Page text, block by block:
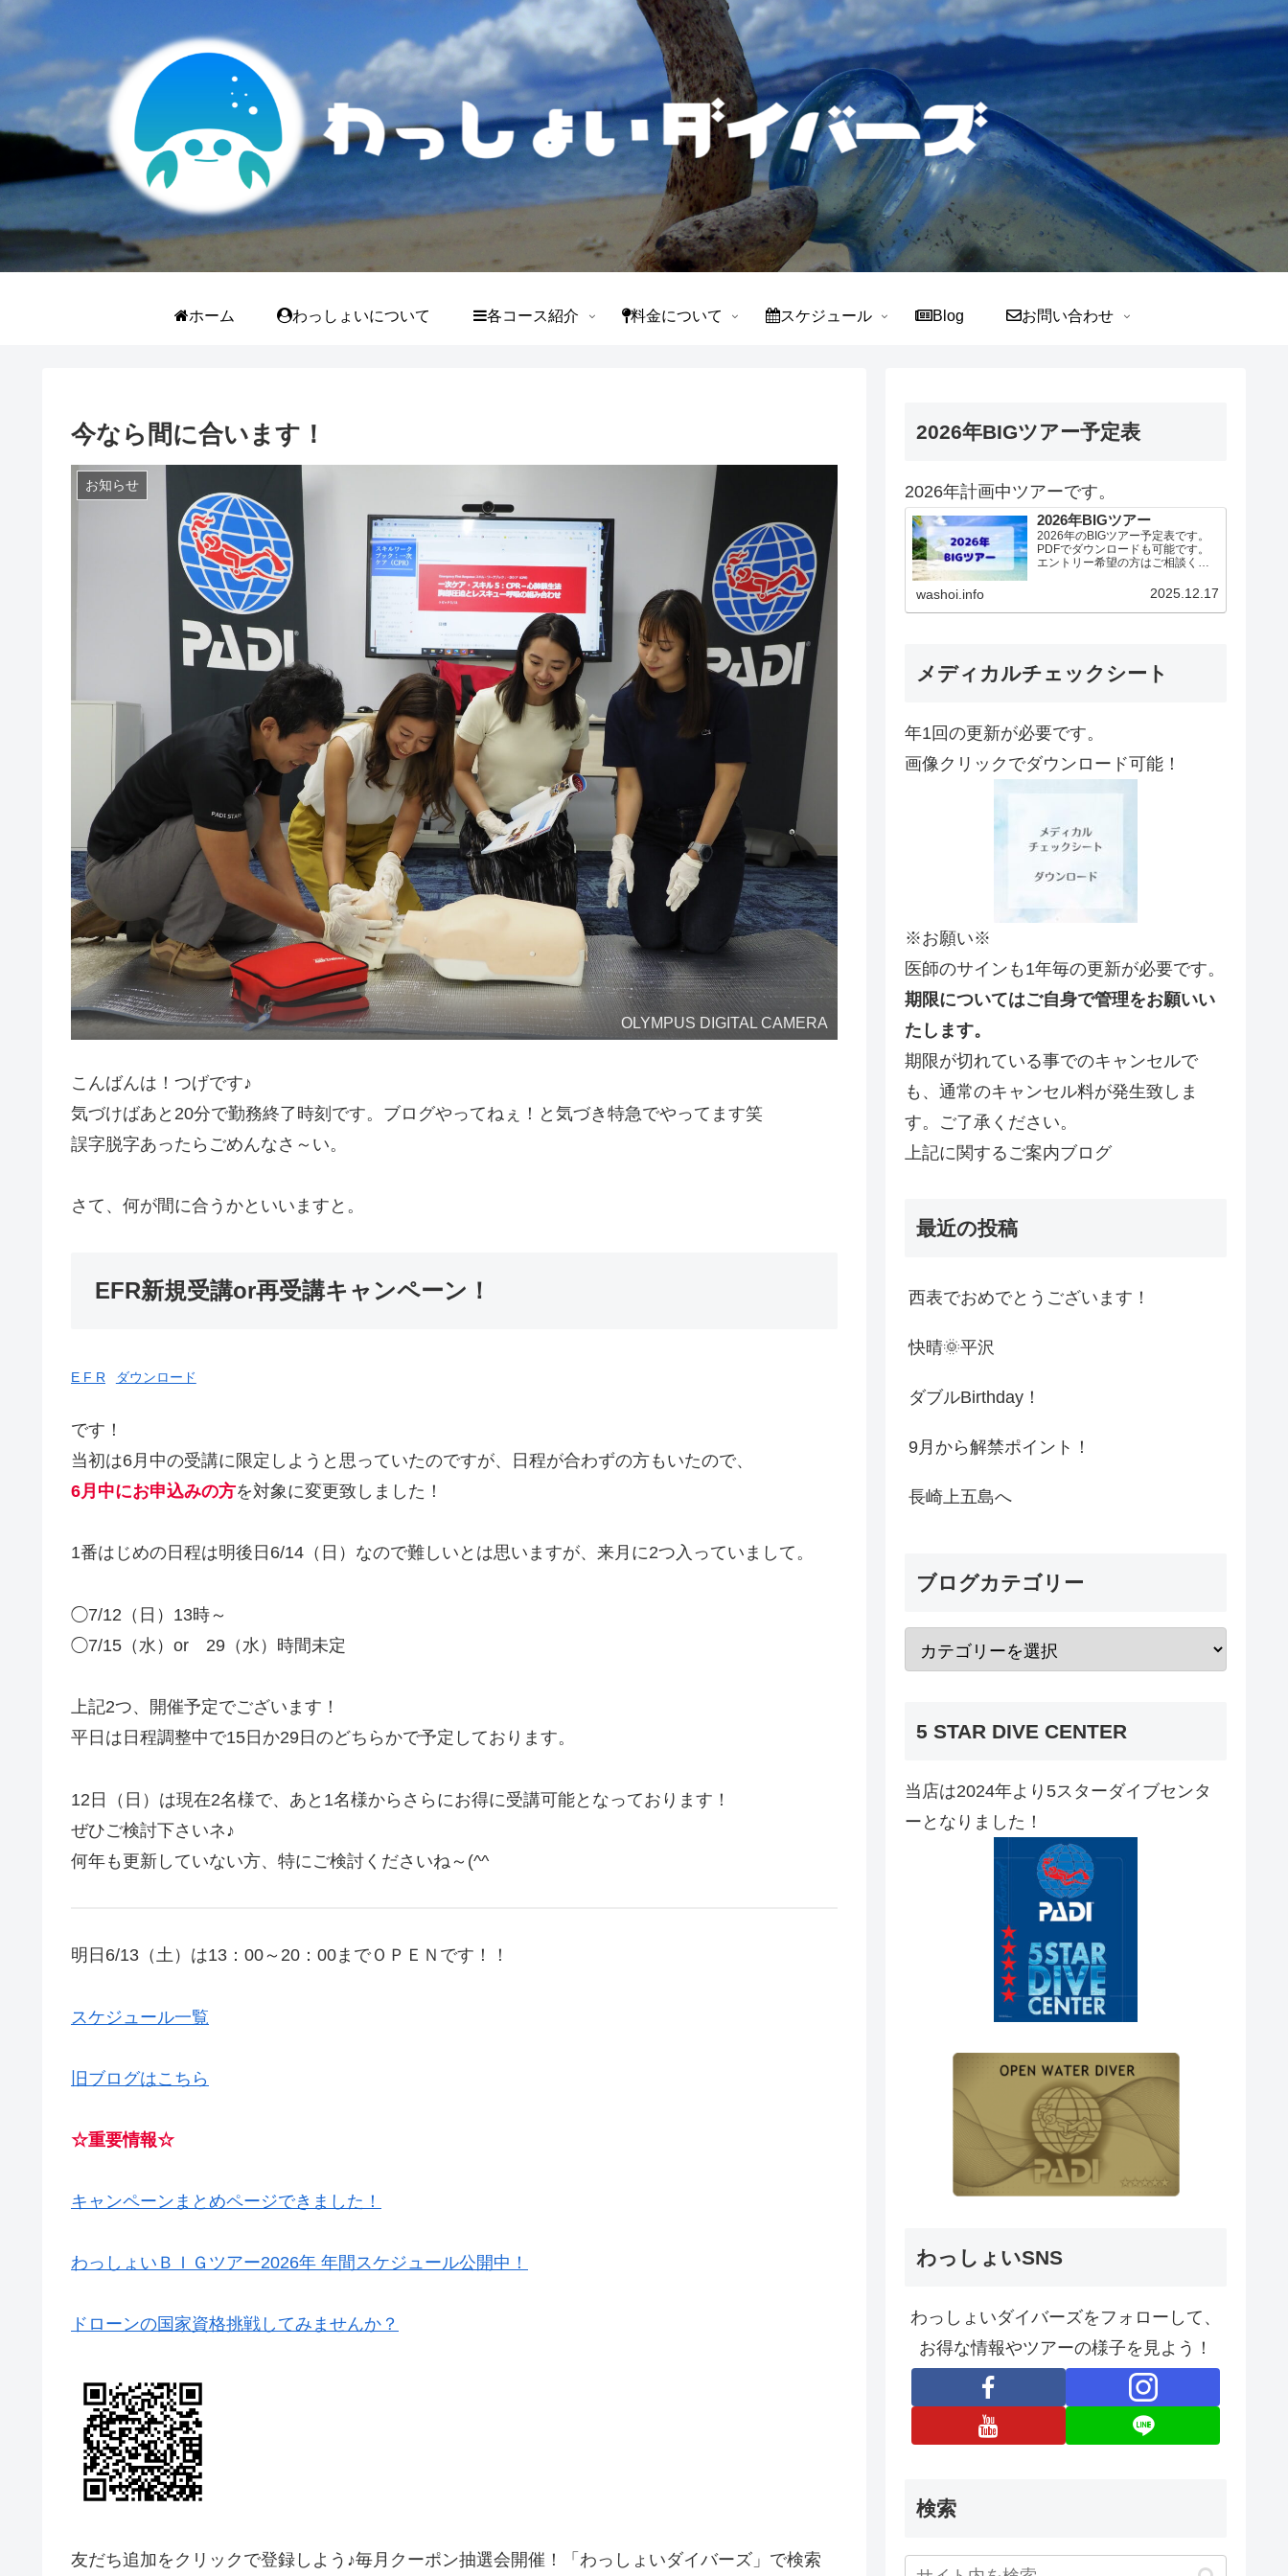
ホーム わっしょいについて 各コース紹介 料金について スケジュール Blog お問い合わせ
今なら間に合います！
お知らせ
OLYMPUS DIGITAL CAMERA
こんばんは！つげです♪
気づけばあと20分で勤務終了時刻です。ブログやってねぇ！と気づき特急でやってます笑
誤字脱字あったらごめんなさ～い。
さて、何が間に合うかといいますと。
EFR新規受講or再受講キャンペーン！
E F R ダウンロード
です！
当初は6月中の受講に限定しようと思っていたのですが、日程が合わずの方もいたので、
6月中にお申込みの方を対象に変更致しました！
1番はじめの日程は明後日6/14（日）なので難しいとは思いますが、来月に2つ入っていまして。
◯7/12（日）13時～
◯7/15（水）or 29（水）時間未定
上記2つ、開催予定でございます！
平日は日程調整中で15日か29日のどちらかで予定しております。
12日（日）は現在2名様で、あと1名様からさらにお得に受講可能となっております！
ぜひご検討下さいネ♪
何年も更新していない方、特にご検討くださいね～(^^ゞ
明日6/13（土）は13：00～20：00までＯＰＥＮです！！
スケジュール一覧
旧ブログはこちら
☆重要情報☆
キャンペーンまとめページできました！
わっしょいＢＩＧツアー2026年 年間スケジュール公開中！
ドローンの国家資格挑戦してみませんか？
友だち追加をクリックで登録しよう♪毎月クーポン抽選会開催！「わっしょいダイバーズ」で検索
2026年BIGツアー予定表
2026年計画中ツアーです。
2026年BIGツアー
2026年のBIGツアー予定表です。
PDFでダウンロードも可能です。
エントリー希望の方はご相談くだ
より変動ありますので、ご確認く
新）ダウンロードPDFでアップロ
washoi.info 2025.12.17
メディカルチェックシート
年1回の更新が必要です。
画像クリックでダウンロード可能！
※お願い※
医師のサインも1年毎の更新が必要です。
期限についてはご自身で管理をお願いい
たします。
期限が切れている事でのキャンセルで
も、通常のキャンセル料が発生致しま
す。ご了承ください。
上記に関するご案内ブログ
最近の投稿
西表でおめでとうございます！
快晴🌞平沢
ダブルBirthday！
9月から解禁ポイント！
長崎上五島へ
ブログカテゴリー
5 STAR DIVE CENTER
当店は2024年より5スターダイブセンタ
ーとなりました！
わっしょいSNS
わっしょいダイバーズをフォローして、
お得な情報やツアーの様子を見よう！
検索